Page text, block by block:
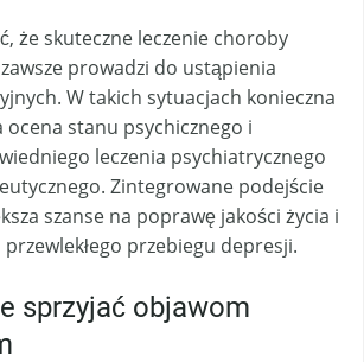
że skuteczne leczenie choroby
prowadzi do ustąpienia
W takich sytuacjach konieczna
ocena stanu psychicznego i
leczenia psychiatrycznego
Zintegrowane podejście
szanse na poprawę jakości życia i
przebiegu depresji.
sprzyjać objawom